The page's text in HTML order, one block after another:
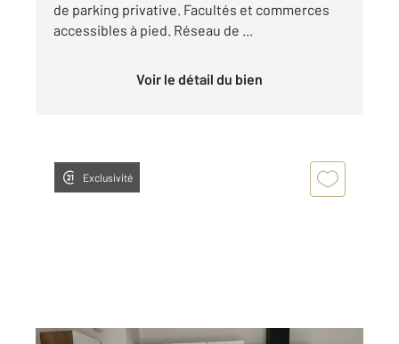
de parking privative. Facultés et commerces
accessibles à pied. Réseau de ...
Voir le détail du bien
Exclusivité